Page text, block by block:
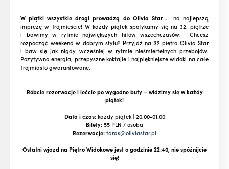
W piątki wszystkie drogi prowadzą do Olivia Star… na najlepszą
imprezę w Trójmieście! W każdy piątek spotykamy się na 32. piętrze
i bawimy w rytmie największych hitów wszechczasów. Chcesz
rozpocząć weekend w dobrym stylu? Przyjdź na 32 piętro Olivia Star
i baw się jak nigdy wcześniej w rytmie nieśmiertelnych przebojów.
Pozytywna energia, przepyszne koktajle i najpiękniejsze widoki na całe
Trójmiasto gwarantowane.
Róbcie rezerwacje i lećcie po wygodne buty – widzimy się w każdy
piątek!
Data i czas:każdy piątek | 20.00-01.00
Bilety:55 PLN / osoba
Rezerwacje:taras@oliviastar.pl
Ostatni wjazd na Piętro Widokowe jest o godzinie 22:40, nie spóźnijcie
się!